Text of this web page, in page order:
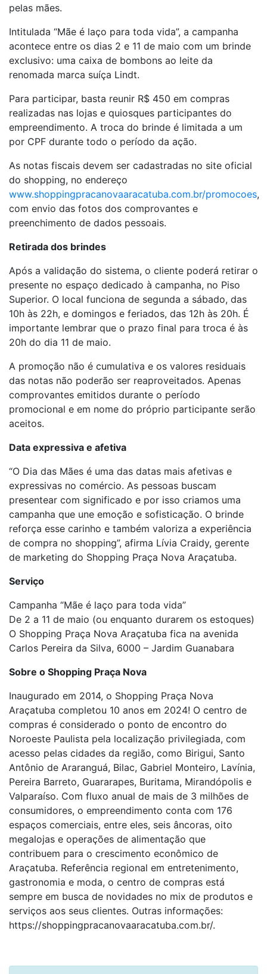
pelas mães.
Intitulada “Mãe é laço para toda vida”, a campanha
acontece entre os dias 2 e 11 de maio com um brinde
exclusivo: uma caixa de bombons ao leite da
renomada marca suíça Lindt.
Para participar, basta reunir R$ 450 em compras
realizadas nas lojas e quiosques participantes do
empreendimento. A troca do brinde é limitada a um
por CPF durante todo o período da ação.
As notas fiscais devem ser cadastradas no site oficial
do shopping, no endereço
www.shoppingpracanovaaracatuba.com.br/promocoes,
com envio das fotos dos comprovantes e
preenchimento de dados pessoais.
Retirada dos brindes
Após a validação do sistema, o cliente poderá retirar o
presente no espaço dedicado à campanha, no Piso
Superior. O local funciona de segunda a sábado, das
10h às 22h, e domingos e feriados, das 12h às 20h. É
importante lembrar que o prazo final para troca é às
20h do dia 11 de maio.
A promoção não é cumulativa e os valores residuais
das notas não poderão ser reaproveitados. Apenas
comprovantes emitidos durante o período
promocional e em nome do próprio participante serão
aceitos.
Data expressiva e afetiva
“O Dia das Mães é uma das datas mais afetivas e
expressivas no comércio. As pessoas buscam
presentear com significado e por isso criamos uma
campanha que une emoção e sofisticação. O brinde
reforça esse carinho e também valoriza a experiência
de compra no shopping”, afirma Lívia Craidy, gerente
de marketing do Shopping Praça Nova Araçatuba.
Serviço
Campanha “Mãe é laço para toda vida”
De 2 a 11 de maio (ou enquanto durarem os estoques)
O Shopping Praça Nova Araçatuba fica na avenida
Carlos Pereira da Silva, 6000 – Jardim Guanabara
Sobre o Shopping Praça Nova
Inaugurado em 2014, o Shopping Praça Nova
Araçatuba completou 10 anos em 2024! O centro de
compras é considerado o ponto de encontro do
Noroeste Paulista pela localização privilegiada, com
acesso pelas cidades da região, como Birigui, Santo
Antônio de Araranguá, Bilac, Gabriel Monteiro, Lavínia,
Pereira Barreto, Guararapes, Buritama, Mirandópolis e
Valparaíso. Com fluxo anual de mais de 3 milhões de
consumidores, o empreendimento conta com 176
espaços comerciais, entre eles, seis âncoras, oito
megalojas e operações de alimentação que
contribuem para o crescimento econômico de
Araçatuba. Referência regional em entretenimento,
gastronomia e moda, o centro de compras está
sempre em busca de novidades no mix de produtos e
serviços aos seus clientes. Outras informações:
https://shoppingpracanovaaracatuba.com.br/.